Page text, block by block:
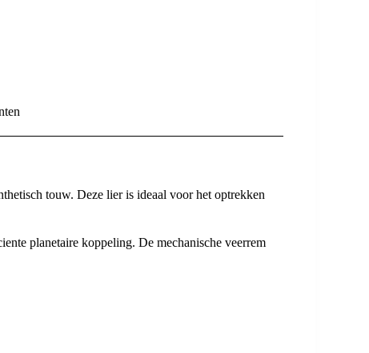
touw. Deze lier is ideaal voor het optrekken
planetaire koppeling. De mechanische veerrem